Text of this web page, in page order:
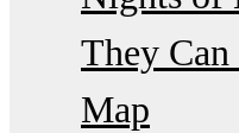
They
Map